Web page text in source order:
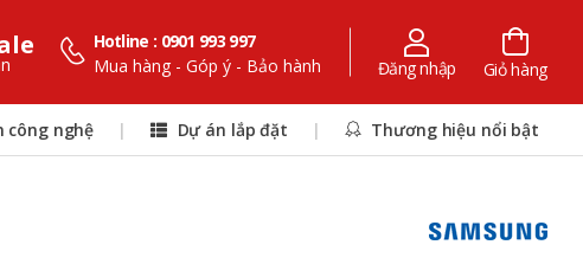
Hotline : 0901 993 997
Mua hàng - Góp ý - Bảo hành
Đăng nhập Giỏ hàng
công nghệ | Dự án lắp đặt | Thương hiệu nổi bật